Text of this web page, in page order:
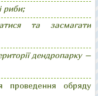
риби;
та засмагати
дендропарку –
проведення обряду